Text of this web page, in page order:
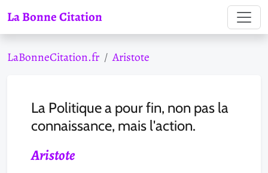
La Bonne Citation
LaBonneCitation.fr Aristote
La Politique a pour fin, non pas la
connaissance, mais l'action.
Aristote